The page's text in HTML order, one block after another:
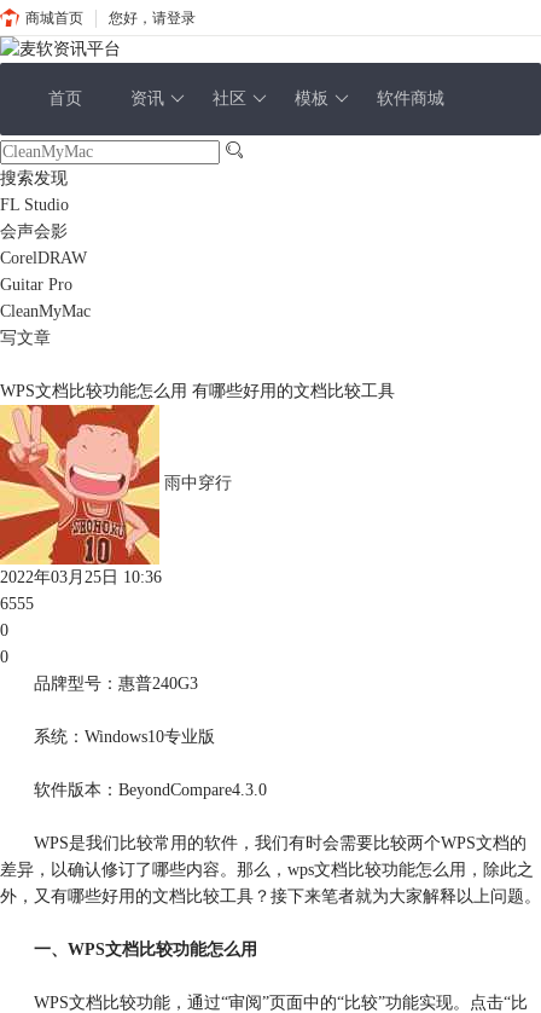
商城首页 您好，请登录
首页 资讯 社区 模板 软件商城
搜索发现
FL Studio
会声会影
CorelDRAW
Guitar Pro
CleanMyMac
写文章
WPS文档比较功能怎么用 有哪些好用的文档比较工具
雨中穿行
2022年03月25日 10:36
6555
0
0
品牌型号：惠普240G3
系统：Windows10专业版
软件版本：BeyondCompare4.3.0
WPS是我们比较常用的软件，我们有时会需要比较两个WPS文档的
差异，以确认修订了哪些内容。那么，wps文档比较功能怎么用，除此之
外，又有哪些好用的文档比较工具？接下来笔者就为大家解释以上问题。
一、WPS文档比较功能怎么用
WPS文档比较功能，通过“审阅”页面中的“比较”功能实现。点击“比